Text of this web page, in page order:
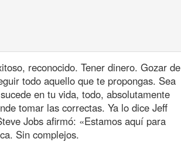
reconocido. Tener dinero. Gozar de
todo aquello que te propongas. Sea
en tu vida, todo, absolutamente
tomar las correctas. Ya lo dice Jeff
Jobs afirmó: «Estamos aquí para
Sin complejos.